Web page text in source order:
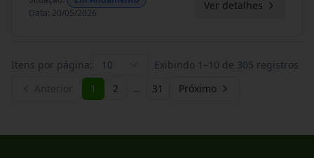
Data: 20/05/2026
Ver detalhes
Itens por página: 10 Exibindo 1 –10 de 305 registros
1 2 … 31 Próximo